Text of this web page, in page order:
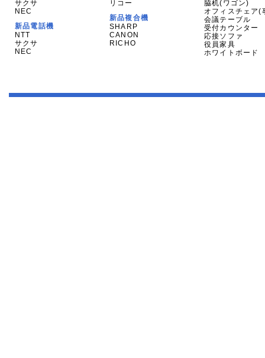
サクサ
NEC
新品電話機
NTT
サクサ
NEC
リコー
新品複合機
SHARP
CANON
RICHO
脇机(ワゴン)
オフィスチェア(
会議テーブル
受付カウンター
応接ソファ
役員家具
ホワイトボード